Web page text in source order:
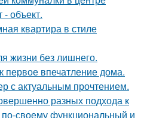
- объект.
квартира в стиле
жизни без лишнего.
первое впечатление дома.
с актуальным прочтением.
разных подхода к
своему функциональный и